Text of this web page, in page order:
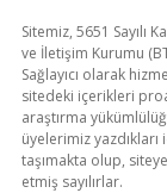
Sitemiz, 5651 Sayılı
ve İletişim Kurumu
Sağlayıcı olarak
sitedeki içerikleri
araştırma
üyelerimiz
taşımakta olup,
etmiş sayılırlar.